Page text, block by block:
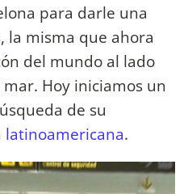
para darle una
la misma que ahora
del mundo al lado
Hoy iniciamos un
de su
latinoamericana.